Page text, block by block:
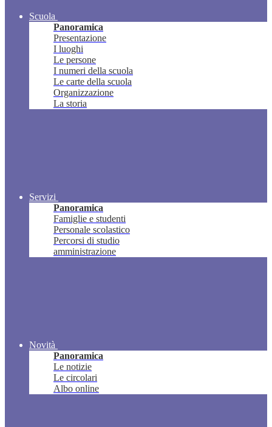
Scuola
Panoramica
Presentazione
I luoghi
Le persone
I numeri della scuola
Le carte della scuola
Organizzazione
La storia
Servizi
Panoramica
Famiglie e studenti
Personale scolastico
Percorsi di studio
amministrazione
Novità
Panoramica
Le notizie
Le circolari
Albo online